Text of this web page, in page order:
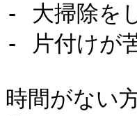
- 大掃除を
- 片付けが
時間がない